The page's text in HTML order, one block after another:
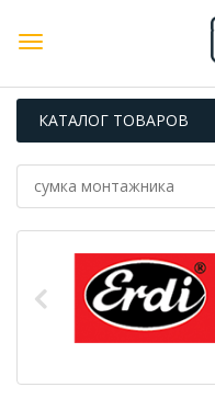
КАТАЛОГ ТОВАРОВ